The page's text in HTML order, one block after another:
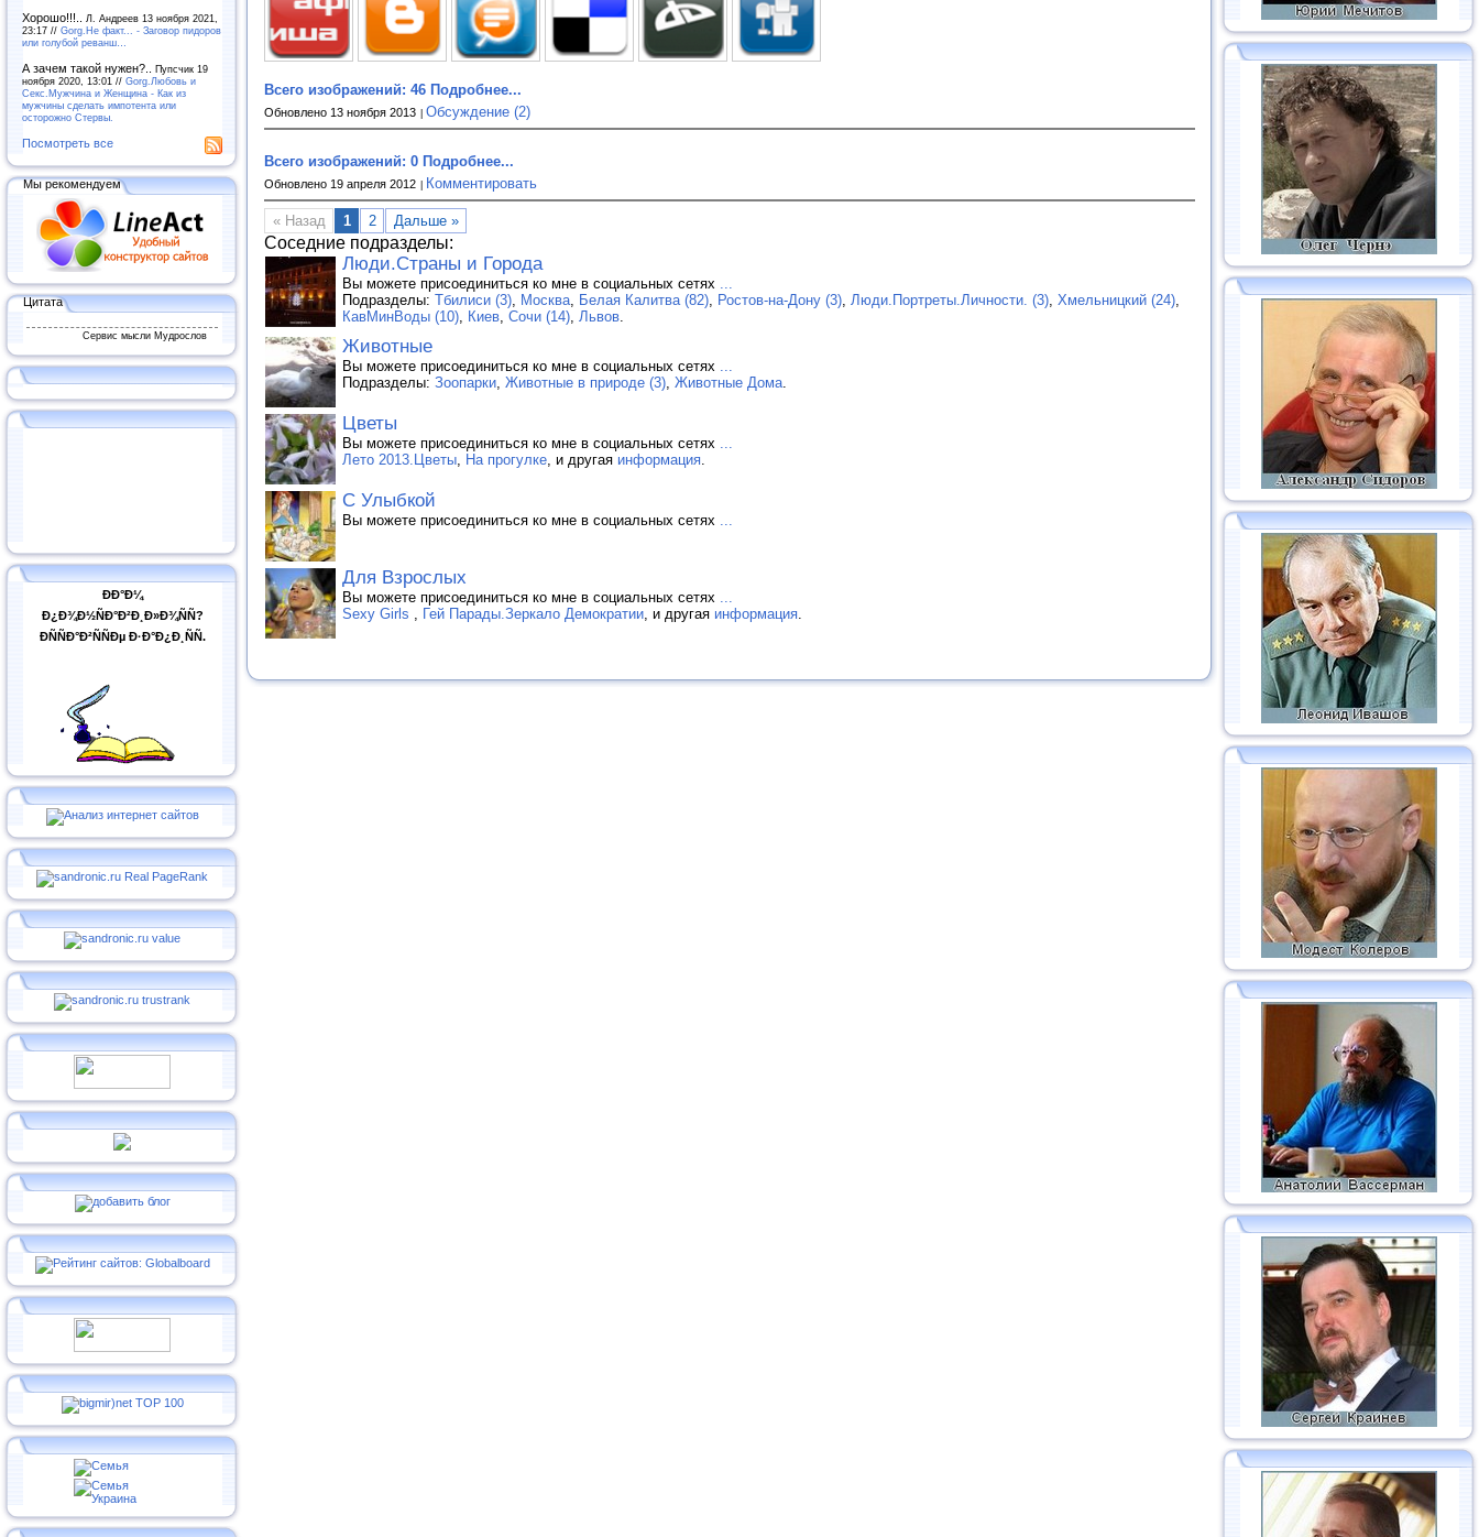
Хорошо!!!..
Л. Андреев 13 ноября 2021,
23:17 // Gorg.Не факт... - Заговор пидоров
или голубой реванш…
А зачем такой нужен?.. Пупсчик 19
ноября 2020, 13:01 // Gorg.Любовь и
Секс.Мужчина и Женщина - Как из
мужчины сделать импотента или
осторожно Стервы.
Посмотреть все
Мы рекомендуем
Цитата
Сервис мысли Мудрослов
ÐÐ°Ð¼
Ð¿Ð¾Ð½ÑÐ°Ð²Ð¸Ð»Ð¾ÑÑ?
ÐÑÑÐ°Ð²ÑÑÐµ Ð·Ð°Ð¿Ð¸ÑÑ.
Всего изображений: 46 Подробнее...
Обновлено 13 ноября 2013 Обсуждение (2)
Всего изображений: 0 Подробнее...
Обновлено 19 апреля 2012 Комментировать
« Назад 1 2 Дальше »
Соседние подразделы:
Люди.Страны и Города
Вы можете присоединиться ко мне в социальных сетях
Подразделы: Тбилиси (3) Москва Белая Калитва (82) Ростов-на-Дону (3) Люди.Портреты.Личности. (3) Хмельницкий (24)
КавМинВоды (10) Киев Сочи (14) Львов
Животные
Вы можете присоединиться ко мне в социальных сетях
Подразделы: Зоопарки Животные в природе (3) Животные Дома
Цветы
Вы можете присоединиться ко мне в социальных сетях
Лето 2013.Цветы На прогулке , и другая информация
С Улыбкой
Вы можете присоединиться ко мне в социальных сетях
Для Взрослых
Вы можете присоединиться ко мне в социальных сетях
Sexy Girls
Гей Парады.Зеркало Демократии , и другая информация